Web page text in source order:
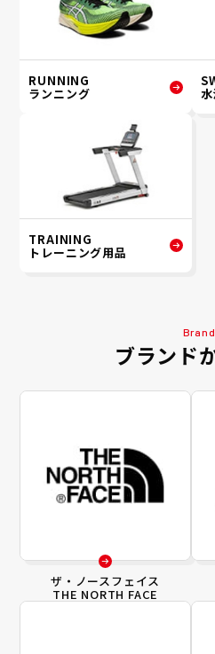
RUNNING
ランニング
TRAINING
トレーニング用品
Brand
ブランド
ザ・ノースフェイス
THE NORTH FACE